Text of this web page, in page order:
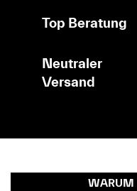
Top Beratung
Neutraler
Versand
WARUM